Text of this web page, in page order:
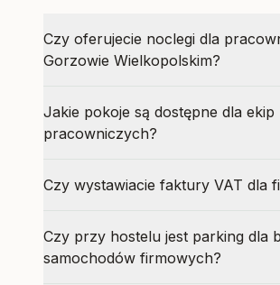
Czy oferujecie noclegi dla
Gorzowie Wielkopolskim?
Jakie pokoje są dostępne dla ekip
pracowniczych?
Czy wystawiacie faktury VAT dla
Czy przy hostelu jest parking dla
samochodów firmowych?